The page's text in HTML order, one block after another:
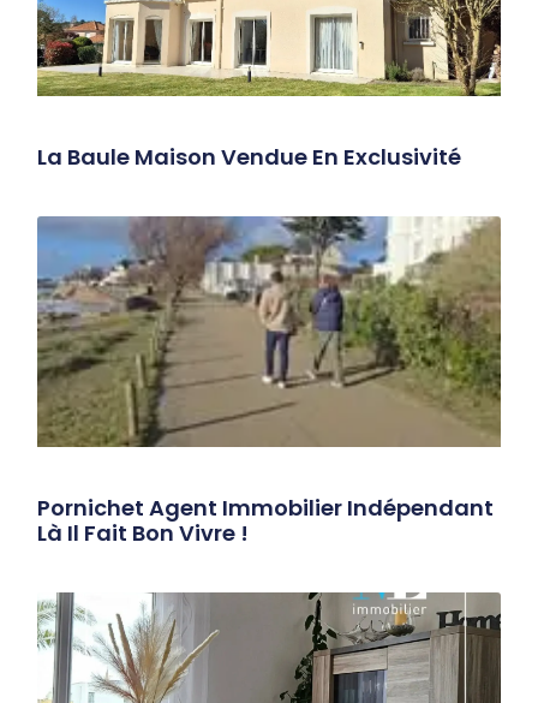
La Baule Maison Vendue En Exclusivité
Pornichet Agent Immobilier Indépendant
Là Il Fait Bon Vivre !